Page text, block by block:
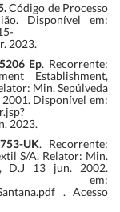
Código de Processo
Disponível em:
2023.
Ep. Recorrente:
Establishment,
Min. Sepúlveda
Disponível em:
2023.
UK. Recorrente:
S/A. Relator: Min.
D.J 13 jun. 2002.
em:
. Acesso